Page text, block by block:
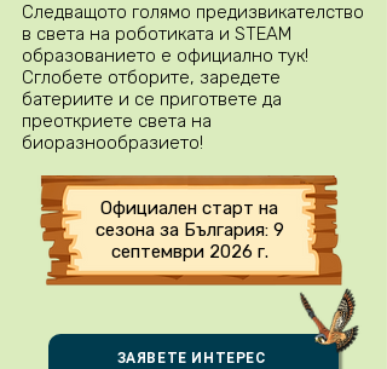
Следващото голямо предизвикателство
в света на роботиката и STEAM
образованието е официално тук!
Сглобете отборите, заредете
батериите и се пригответе да
преоткриете света на
биоразнообразието!
Официален старт на
сезона за България: 9
септември 2026 г.
ЗАЯВЕТЕ ИНТЕРЕС